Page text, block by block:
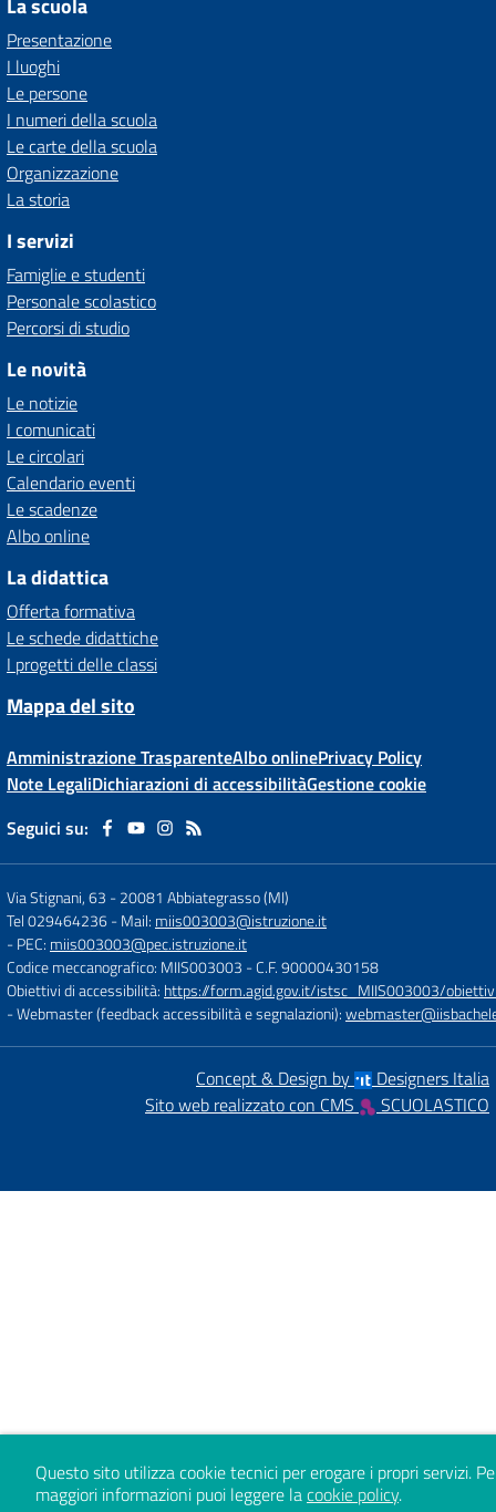
La scuola
Presentazione
I luoghi
Le persone
I numeri della scuola
Le carte della scuola
Organizzazione
La storia
I servizi
Famiglie e studenti
Personale scolastico
Percorsi di studio
Le novità
Le notizie
I comunicati
Le circolari
Calendario eventi
Le scadenze
Albo online
La didattica
Offerta formativa
Le schede didattiche
I progetti delle classi
Mappa del sito
Amministrazione TrasparenteAlbo onlinePrivacy Policy
Note LegaliDichiarazioni di accessibilitàGestione cookie
Seguici su:
Via Stignani, 63 -20081 Abbiategrasso (MI)
Tel 029464236- Mail: miis003003@istruzione.it
- PEC: miis003003@pec.istruzione.it
Codice meccanografico: MIIS003003 - C.F. 90000430158
Obiettivi di accessibilità: https://form.agid.gov.it/istsc_MIIS003003/
- Webmaster (feedback accessibilità e segnalazioni):
Concept & Design by
Designers Italia
Sito web realizzato con CMS
SCUOLASTICO
Questo sito utilizza cookie tecnici per erogare i propri servizi.
maggiori informazioni puoi leggere lacookie policy.